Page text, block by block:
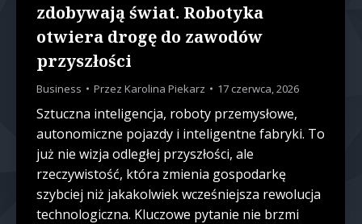
zdobywają świat. Robotyka
otwiera drogę do zawodów
przyszłości
Business Przez Karolina Piekarz 17 czerwca, 2026
Sztuczna inteligencja, roboty przemysłowe,
autonomiczne pojazdy i inteligentne fabryki. To
już nie wizja odległej przyszłości, ale
rzeczywistość, która zmienia gospodarkę
szybciej niż jakakolwiek wcześniejsza rewolucja
technologiczna. Kluczowe pytanie nie brzmi